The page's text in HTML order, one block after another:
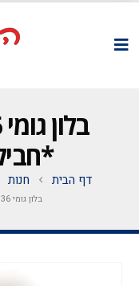
דף הבית חנות
בלון גומי 36 אינ"ץ צבע גוף *חבילה של 10 יח'*